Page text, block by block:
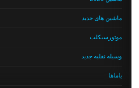
ماشین های جدید
موتورسیکلت
وسیله نقلیه جدید
یاماها